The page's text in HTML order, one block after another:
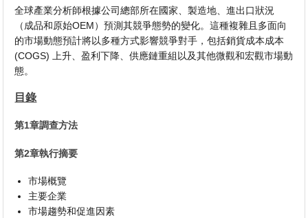
全球產業分析師根據公司總部所在國家、製造地、進出口狀況
（成品和原始OEM）預測其競爭態勢的變化。這種複雜且多面向
的市場動態預計將以多種方式影響競爭對手，包括銷貨成本成本
(COGS) 上升、盈利下降、供應鏈重組以及其他微觀和宏觀市場動
態。
目錄
第1章調查方法
第2章執行摘要
市場概覽
主要企業
市場趨勢和促進因素